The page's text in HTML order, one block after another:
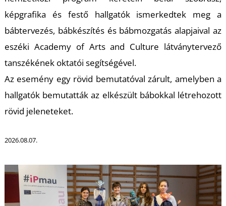
képgrafika és festő hallgatók ismerkedtek meg a
bábtervezés, bábkészítés és bábmozgatás alapjaival az
eszéki Academy of Arts and Culture látványtervező
tanszékének oktatói segítségével.
Az esemény egy rövid bemutatóval zárult, amelyben a
hallgatók bemutatták az elkészült bábokkal létrehozott
rövid jeleneteket.
2026.08.07.